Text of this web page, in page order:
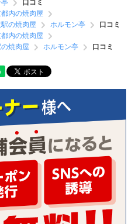
口コミ
内の焼肉屋
の焼肉屋 ホルモン亭
口コミ
内の焼肉屋
焼肉屋 ホルモン亭 口コミ